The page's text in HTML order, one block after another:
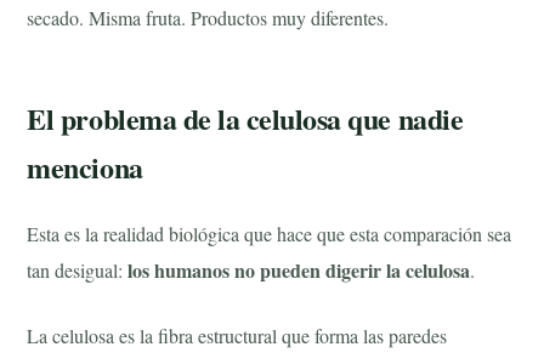
secado. Misma fruta. Productos muy diferentes.
El problema de la celulosa que nadie
menciona
Esta es la realidad biológica que hace que esta comparación sea
tan desigual:los humanos no pueden digerir la celulosa.
La celulosa es la fibra estructural que forma las paredes